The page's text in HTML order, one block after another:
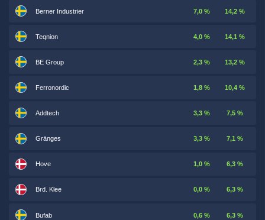
Berner Industrier 7,0 % 14,2 %
Teqnion 4,0 % 14,1 %
BE Group 2,3 % 13,2 %
Ferronordic 1,8 % 10,4 %
Addtech 3,3 % 7,5 %
Gränges 3,3 % 7,1 %
Hove 1,0 % 6,3 %
Brd. Klee 0,0 % 6,3 %
Bufab 0,6 % 6,3 %